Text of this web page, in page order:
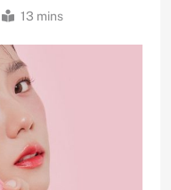
13 mins